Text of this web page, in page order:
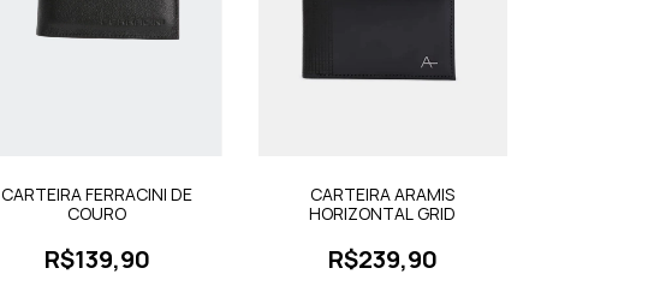
CARTEIRA FERRACINI DE
COURO
R$139,90
CARTEIRA ARAMIS
HORIZONTAL GRID
R$239,90